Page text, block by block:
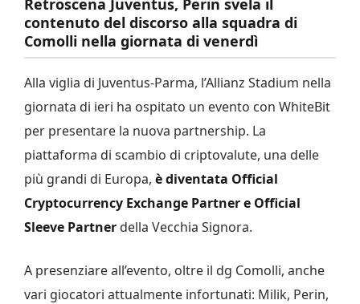
Retroscena Juventus, Perin svela il
contenuto del discorso alla squadra di
Comolli nella giornata di venerdì
Alla viglia di Juventus-Parma, l’Allianz Stadium nella
giornata di ieri ha ospitato un evento con WhiteBit
per presentare la nuova partnership. La
piattaforma di scambio di criptovalute, una delle
più grandi di Europa, è diventata Official
Cryptocurrency Exchange Partner e Official
Sleeve Partner della Vecchia Signora.
A presenziare all’evento, oltre il dg Comolli, anche
vari giocatori attualmente infortunati: Milik, Perin,